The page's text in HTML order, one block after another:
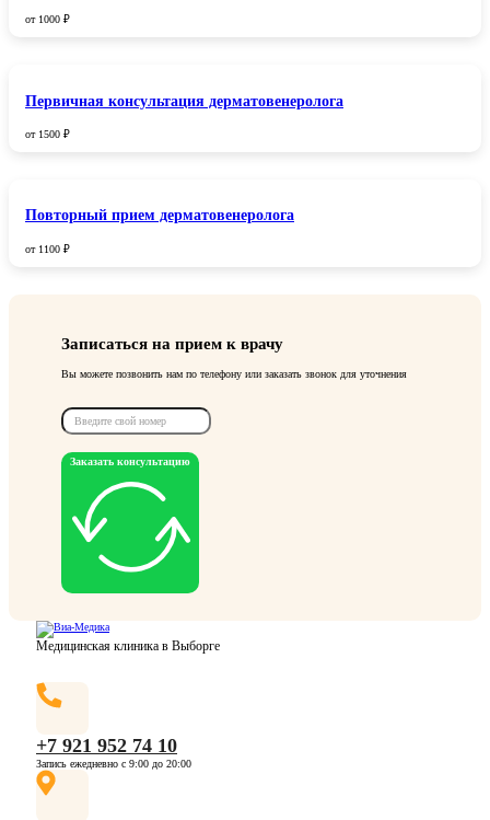
от 1000 ₽
Первичная консультация дерматовенеролога
от 1500 ₽
Повторный прием дерматовенеролога
от 1100 ₽
Записаться на прием к врачу
Вы можете позвонить нам по телефону или заказать звонок для уточнения
Заказать консультацию
Медицинская клиника в Выборге
+7 921 952 74 10
Запись ежедневно с 9:00 до 20:00